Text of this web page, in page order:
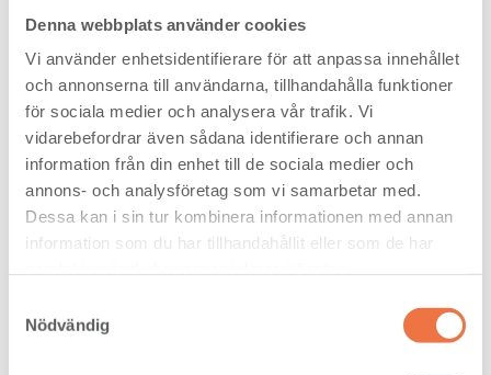
Denna webbplats använder cookies
Vi använder enhetsidentifierare för att anpassa innehållet
och annonserna till användarna, tillhandahålla funktioner
för sociala medier och analysera vår trafik. Vi
vidarebefordrar även sådana identifierare och annan
information från din enhet till de sociala medier och
annons- och analysföretag som vi samarbetar med.
Dessa kan i sin tur kombinera informationen med annan
information som du har tillhandahållit eller som de har
Nödvändig
Photos of Pine Grades